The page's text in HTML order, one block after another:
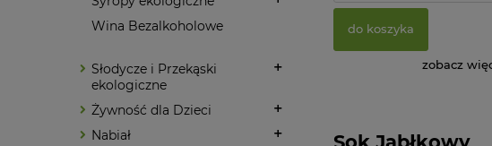
Wina Bezalkoholowe
Słodycze i Przekąski
ekologiczne
Żywność dla Dzieci
Nabiał
do koszyka
zobacz